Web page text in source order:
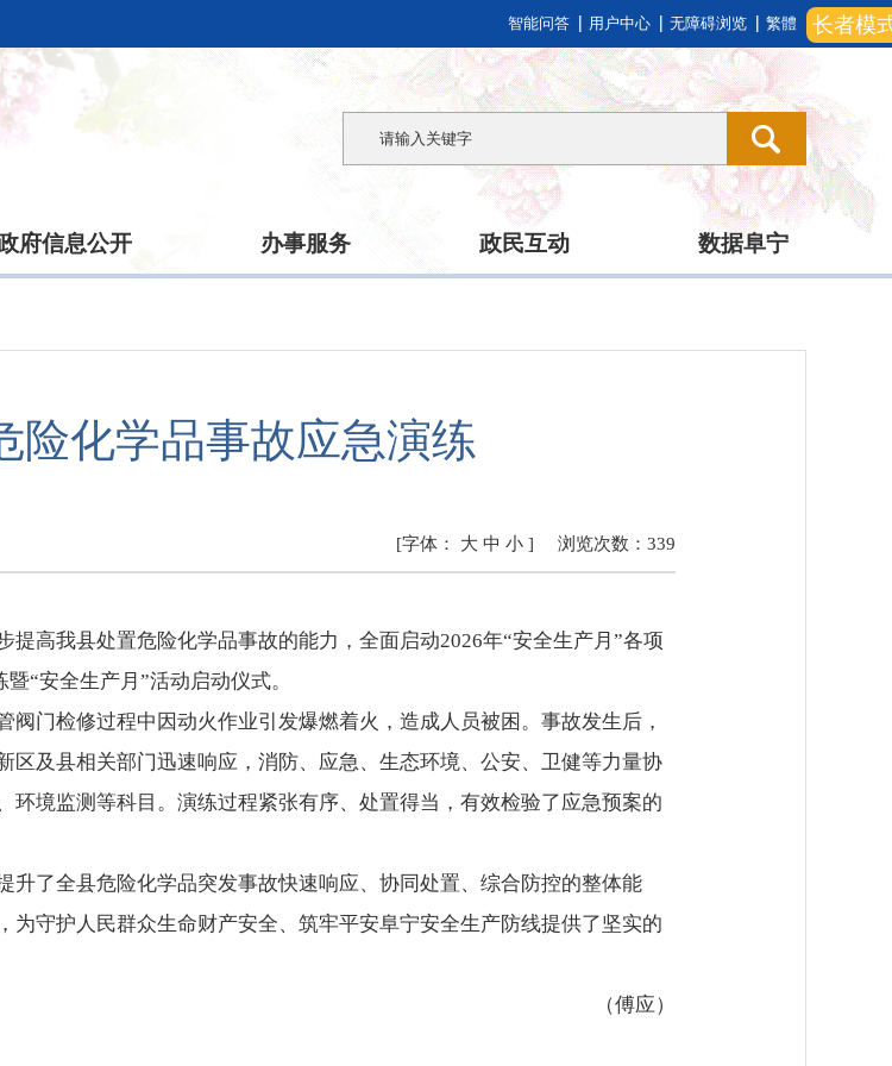
长者模
智能问答 用户中心 无障碍浏览 繁體
府信息公开 办事服务 政民互动 数据阜宁
险化学品事故应急演练
浏览次数： 339
[字体： 大 中 小 ]
高我县处置危险化学品事故的能力，全面启动2026年“安全生产月”各项
“安全生产月”活动启动仪式。
门检修过程中因动火作业引发爆燃着火，造成人员被困。事故发生后，
及县相关部门迅速响应，消防、应急、生态环境、公安、卫健等力量协
环境监测等科目。演练过程紧张有序、处置得当，有效检验了应急预案的
升了全县危险化学品突发事故快速响应、协同处置、综合防控的整体能
守护人民群众生命财产安全、筑牢平安阜宁安全生产防线提供了坚实的
（傅应）